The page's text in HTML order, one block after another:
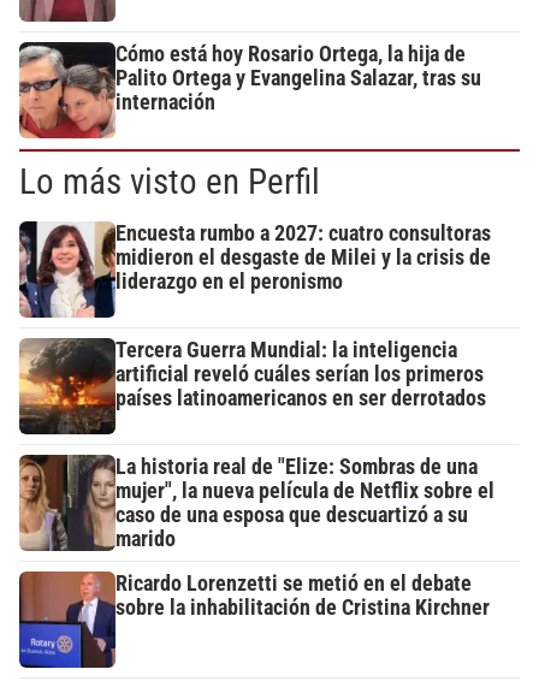
Cómo está hoy Rosario Ortega, la hija de
Palito Ortega y Evangelina Salazar, tras su
internación
Lo más visto en Perfil
Encuesta rumbo a 2027: cuatro consultoras
midieron el desgaste de Milei y la crisis de
liderazgo en el peronismo
Tercera Guerra Mundial: la inteligencia
artificial reveló cuáles serían los primeros
países latinoamericanos en ser derrotados
La historia real de "Elize: Sombras de una
mujer", la nueva película de Netflix sobre el
caso de una esposa que descuartizó a su
marido
Ricardo Lorenzetti se metió en el debate
sobre la inhabilitación de Cristina Kirchner